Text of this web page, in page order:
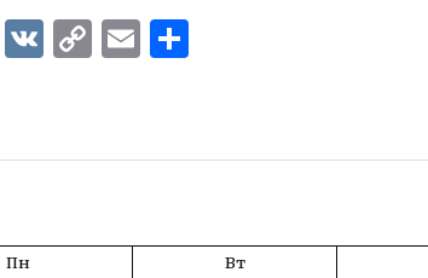
Telegram
VK CopyEmail
Пн
Вт